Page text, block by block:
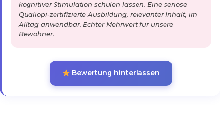
kognitiver Stimulation schulen lassen. Eine seriöse
Qualiopi-zertifizierte Ausbildung, relevanter Inhalt, im
Alltag anwendbar. Echter Mehrwert für unsere
Bewohner.
Bewertung hinterlassen